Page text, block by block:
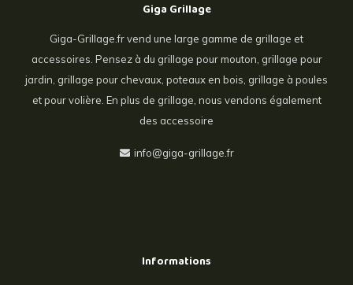
Giga Grillage
Giga-Grillage.fr vend une large gamme de grillage et
accessoires. Pensez à du grillage pour mouton, grillage pour
jardin, grillage pour chevaux, poteaux en bois, grillage à poules
et pour volière. En plus de grillage, nous vendons également
des accessoire
info@giga-grillage.fr
Informations